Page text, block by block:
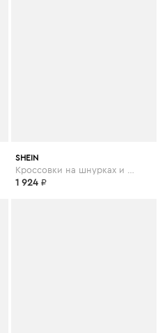
SHEIN
1 924 ₽